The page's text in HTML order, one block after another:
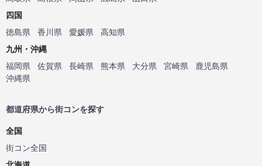
四国
徳島県
香川県 愛媛県
高知県
九州・沖縄
福岡県
佐賀県 長崎県 熊本県 大分県 宮崎県
鹿児島県
沖縄県
都道府県から街コンを探す
全国
街コン全国